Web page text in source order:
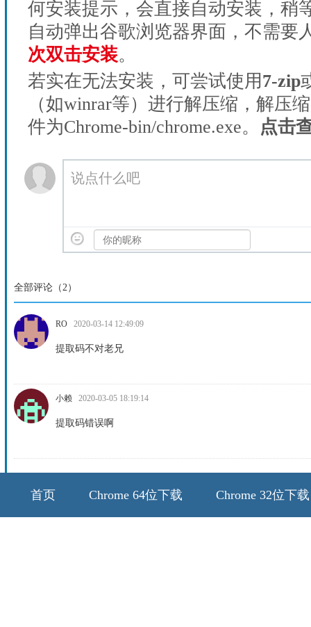
何安装提示，会直接自动安装，稍
自动弹出谷歌浏览器界面，不需要
次双击安装。
若实在无法安装，可尝试使用7-zip
（如winrar等）进行解压缩，解压
件为Chrome-bin/chrome.exe。
点击
说点什么吧
全部评论（2）
RO 2020-03-14 12:49:09
提取码不对老兄
小赖 2020-03-05 18:19:14
提取码错误啊
首页 Chrome 64位下载 Chrome 32位下载